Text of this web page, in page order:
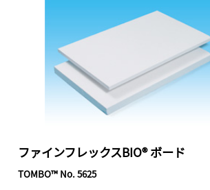
ファインフレックスBIO® ボード
TOMBO™ No. 5625